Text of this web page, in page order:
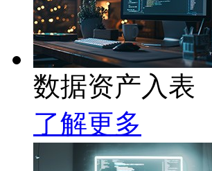
数据资产入表
了解更多